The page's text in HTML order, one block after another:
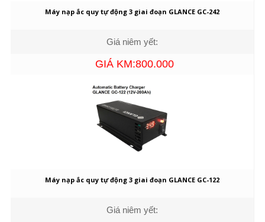
Máy nạp ắc quy tự động 3 giai đoạn GLANCE GC-242
Giá niêm yết:
GIÁ KM:800.000
Máy nạp ắc quy tự động 3 giai đoạn GLANCE GC-122
Giá niêm yết: